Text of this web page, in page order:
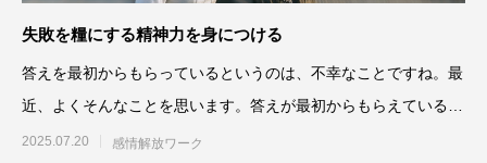
失敗を糧にする精神力を身につける
答えを最初からもらっているというのは、不幸なことですね。最
近、よくそんなことを思います。答えが最初からもらえているな
ら、間違えな
2025.07.20 感情解放ワーク